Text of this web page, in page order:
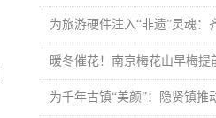
为旅游硬件注入“非遗”灵魂：
暖冬催花！南京梅花山早梅提
为千年古镇“美颜”：隐贤镇推